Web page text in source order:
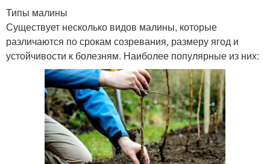
Типы малины
Существует несколько видов малины, которые
различаются по срокам созревания, размеру ягод и
устойчивости к болезням. Наиболее популярные из них: